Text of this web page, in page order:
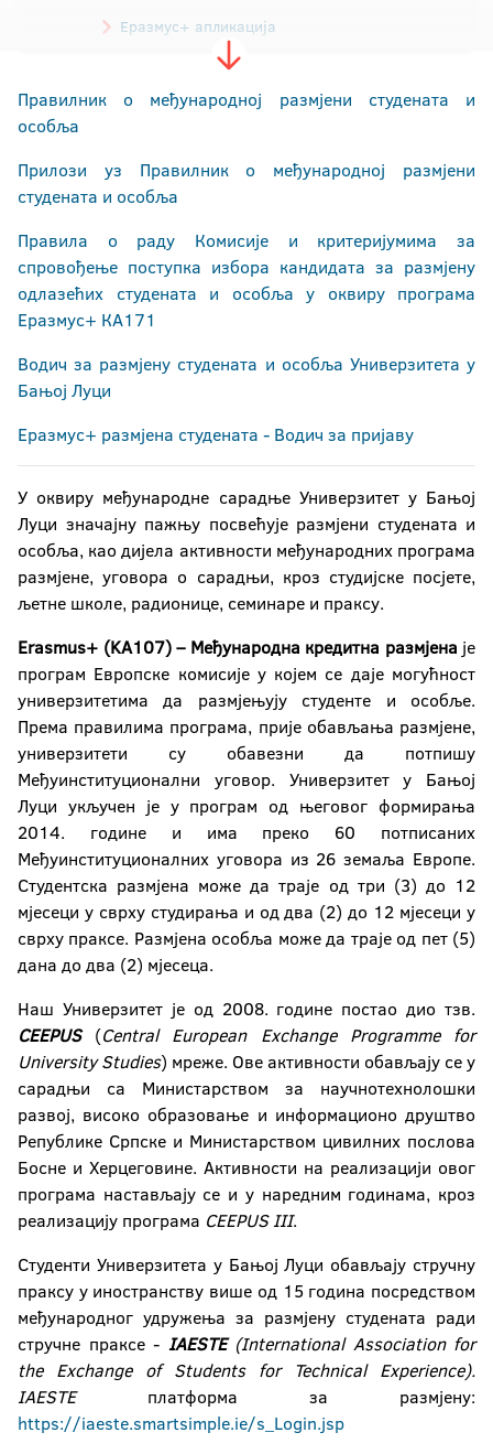
Еразмус+ апликација
Одржива мобилност
Виза и привремени боравак
Правилник о међународној размјени студената и
особља
Прилози уз Правилник о међународној размјени
студената и особља
Правила о раду Комисије и критеријумима за
спровођење поступка избора кандидата за размјену
одлазећих студената и особља у оквиру програма
Еразмус+ КА171
Водич за размјену студената и особља Универзитета у
Бањој Луци
Еразмус+ размјена студената - Водич за пријаву
У оквиру међународне сарадње Универзитет у Бањој
Луци значајну пажњу посвећује размјени студената и
особља, као дијела активности међународних програма
размјене, уговора о сарадњи, кроз студијске посјете,
љетне школе, радионице, семинаре и праксу.
Erasmus+ (KA107) – Међународна кредитна размјена је
програм Европске комисије у којем се даје могућност
универзитетима да размјењују студенте и особље.
Према правилима програма, прије обављања размјене,
универзитети су обавезни да потпишу
Међуинституционални уговор. Универзитет у Бањој
Луци укључен је у програм од његовог формирања
2014. године и има преко 60 потписаних
Међуинституционалних уговора из 26 земаља Европе.
Студентска размјена може да траје од три (3) до 12
мјесеци у сврху студирања и од два (2) до 12 мјесеци у
сврху праксе. Размјена особља може да траје од пет (5)
дана до два (2) мјесеца.
Наш Универзитет је од 2008. године постао дио тзв.
CEEPUS(Central European Exchange Programme for
University Studies) мреже. Ове активности обављају се у
сарадњи са Министарством за научнотехнолошки
развој, високо образовање и информационо друштво
Републике Српске и Министарством цивилних послова
Босне и Херцеговине. Активности на реализацији овог
програма настављају се и у наредним годинама, кроз
реализацију програма CEEPUS III.
Студенти Универзитета у Бањој Луци обављају стручну
праксу у иностранству више од 15 година посредством
међународног удружења за размјену студената ради
стручне праксе - IAESTE(International Association for
the Exchange of Students for Technical Experience).
IAESTEплатформа за размјену:
https://iaeste.smartsimple.ie/s_Login.jsp